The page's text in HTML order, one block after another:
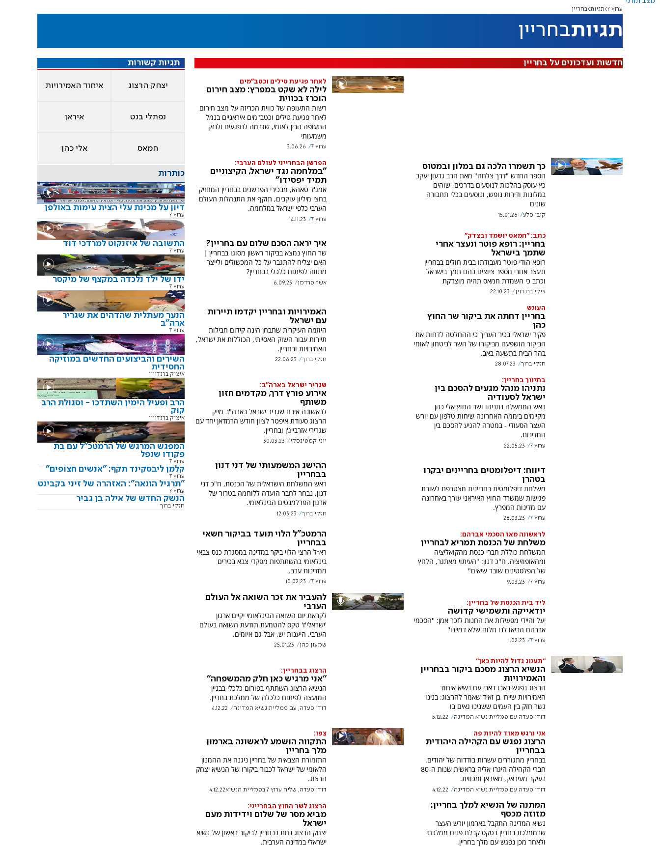
ערוץ 7 תגיות בחריין
תגיותבחריין
חדשות ועדכונים על בחריין
לאחר פגיעת טילים וכטב"מים
לילה לא שקט במפרץ: מצב חירום
הוכרז בכווית
רשות התעופה של כווית הכריזה על מצב חירום
לאחר פגיעת טילים וכטב"מים איראניים בנמל
התעופה הבין לאומי, שגרמה לנפגעים ולנזק
משמעותי
ערוץ 7 3.06.26
כך תשמרו הלכה גם במלון ובמטוס
הספר החדש "דרך צלחה" מאת הרב גדעון יעקב
כץ עוסק בהלכות לנוסעים בדרכים, שוהים
במלונות ודירות נופש, ונוסעים בכלי תחבורה
שונים
קובי סלע 15.01.26
הפרשן הבחרייני לעולם הערבי:
"במלחמה נגד ישראל, הקיצוניים
תמיד יפסידו"
אמג'ד טאהא, מבכירי הפרשנים בבחריין המחזיק
בחצי מיליון עוקבים, תוקף את התנהלות העולם
הערבי כלפי ישראל במלחמה.
ערוץ 7 14.11.23
כתב: "חמאס יושמד ובצדק"
בחריין: רופא פוטר ונעצר אחרי
שתמך בישראל
רופא הודי פוטר מעבודתו בבית חולים בבחריין
ונעצר אחרי מספר ציוצים בהם תמך בישראל
וכתב כי השמדת חמאס תהיה מוצדקת
ציקי ברנדוין 22.10.23
איך יראה הסכם שלום עם בחריין?
שר החוץ נמצא בביקור ראשון מסוגו בבחריין |
האם יצליח להתגבר על כל המכשולים ולייצר
מתווה לפיתוח כלכלי בבחריין?
אשר פרדמן 6.09.23
העונש
בחריין דחתה את ביקור שר החוץ
כהן
פקיד ישראלי בכיר העריך כי ההחלטה לדחות את
הביקור הושפעה מביקורו של השר לביטחון לאומי
בהר הבית בתשעה באב.
חזקי ברוך 28.07.23
האמירויות ובחריין יקדמו תיירות
עם ישראל
היוזמה העיקרית שתבחן הינה קידום חבילות
תיירות עבור השוק האסייתי, הכוללות את ישראל,
האמירויות ובחריין.
חזקי ברוך 22.06.23
בתיווך בחריין:
נתניהו מנהל מגעים להסכם בין
ישראל לסעודיה
ראש הממשלה נתניהו ושר החוץ אלי כהן
מקיימים ביממה האחרונה שיחות טלפון עם יורש
העצר הסעודי - במטרה להגיע להסכם בין
המדינות.
ערוץ 7 22.05.23
שגריר ישראל בארה"ב:
אירוע פורץ דרך, מקדמים חזון
משותף
לראשונה אירח שגריר ישראל בארה"ב מייק
הרצוג סעודת איפטר לציון חודש הרמדאן יחד עם
שגרירי אזרבייג'ן ובחריין.
יוני קמפינסקי 30.03.23
דיווח: דיפלומטים בחריינים יבקרו
בטהרן
משלחת דיפלומטית בחריינית מצטרפת לשורת
פגישות שמשרד החוץ האיראני עורך באחרונה
עם מדינות המפרץ.
ערוץ 7 28.03.23
ההישג המשמעותי של דני דנון
בבחריין
ראש המשלחת הישראלית של הכנסת, ח"כ דני
דנון, נבחר לחבר הועדה ללוחמה בטרור של
ארגון הפרלמנטים הבינלאומי.
חזקי ברוך 12.03.23
לראשונה מאז הסכמי אברהם:
משלחת של הכנסת תמריא לבחריין
המשלחת כוללת חברי כנסת מהקואליציה
ומהאופוזיציה. ח"כ דנון: "העיתוי מאתגר, הלחץ
של הפלסטינים שובר שיאים"
ערוץ 7 9.03.23
הרמטכ"ל הלוי תועד בביקור חשאי
בבחריין
רא״ל הרצי הלוי ביקר במדינה במסגרת כנס צבאי
בינלאומי בהשתתפות מפקדי צבא בכירים
ממדינות ערב.
ערוץ 7 10.02.23
ליד בית הכנסת של בחריין:
יודאייקה ותשמישי קדושה
יעל והיידי מפעילות את החנות לזכר אמן: ''הסכמי
אברהם הביאו לנו חלום שלא דמיינו''
ערוץ 7 1.02.23
להעביר את זכר השואה אל העולם
הערבי
לקראת יום השואה הבינלאומי יקיים ארגון
'ישראלי'ז' טקס להטמעת תודעת השואה בעולם
הערבי. היענות יש, אבל גם איומים.
שמעון כהן 25.01.23
''תענוג גדול להיות כאן''
הנשיא הרצוג מסכם ביקור בבחריין
והאמירויות
הרצוג נפגש באבו דאבי עם נשיא איחוד
האמירויות שייח' בן זאיד שאמר להרצוג: בנינו
גשר חזק בין העמים ששנינו גאים בו
דודו סעדה עם פמליית נשיא המדינה 5.12.22
הרצוג בבחריין:
''אני מרגיש כאן חלק מהמשפחה''
הנשיא הרצוג השתתף בפורום כלכלי בבניין
המועצה לפיתוח כלכלה של ממלכת בחריין.
דודו סעדה, עם פמליית נשיא המדינה 4.12.22
אני נרגש מאוד להיות פה
הרצוג נפגש עם הקהילה היהודית
בבחריין
בבחריין מתגוררים עשרות בודדות של יהודים.
חברי הקהילה היגרו אליה בראשית שנות ה-80
בעיקר מעיראק, מאיראן ומכווית.
דודו סעדה עם פמליית נשיא המדינה 4.12.22
צפו:
התקווה הושמע לראשונה בארמון
מלך בחריין
התזמורת הצבאית של בחריין ניגנה את ההמנון
הלאומי של ישראל לכבוד ביקורו של הנשיא יצחק
הרצוג.
דודו סעדה, שליח ערוץ 7 בפמליית הנשיא 4.12.22
המתנה של הנשיא למלך בחריין:
מזוזה מכסף
נשיא המדינה התקבל בארמון יורש העצר
שבממלכת בחריין בטקס קבלת פנים ממלכתי
ולאחר מכן נפגש עם מלך בחריין.
הרצוג לשר החוץ הבחרייני:
מביא מסר של שלום וידידות מעם
ישראל
יצחק הרצוג נחת בבחריין לביקור ראשון של נשיא
ישראלי במדינה הערבית.
תגיות קשורות
יצחק הרצוג איחוד האמירויות
נפתלי בנט איראן
חמאס אלי כהן
כותרות
דיון על מכינת עלי הצית עימות באולפן
ערוץ 7
התשובה של איזנקוט למרדכי דוד
ערוץ 7
ידו של ילד נלכדה במקצף של מיקסר
ערוץ 7
הנער מעתלית שהדהים את שגריר
ארה"ב
ערוץ 7
השירים והביצועים החדשים במוזיקה
החסידית
איציק ברנדויין
הרב ופעיל הימין השתדכו - וסגולת הרב
קוק
איציק ברנדויין
המפגש המרגש של הרמטכ"ל עם בת
פקודו שנפל
ערוץ 7
קלמן ליבסקינד תקף: "אנשים חצופים"
ערוץ 7
"תרגיל הונאה": האזהרה של זיני בקבינט
ערוץ 7
הנשק החדש של אילה בן גביר
חזקי ברוך